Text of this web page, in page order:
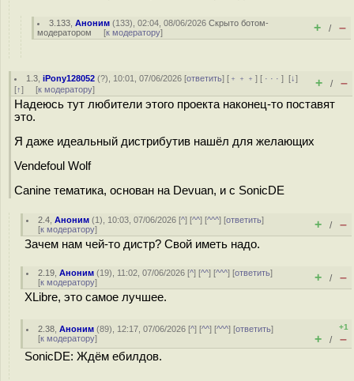
3.133 ,Аноним (133), 02:04, 08/06/2026Скрыто ботом-
модератором [к модератору] + / –
1.3 ,iPony128052 (?), 10:01, 07/06/2026 [ответить] [ ﹢﹢﹢] [ · · ·][↓]
[↑] [к модератору] + / –
Надеюсь тут любители этого проекта наконец-то поставят
это.
Я даже идеальный дистрибутив нашёл для желающих
Vendefoul Wolf
Canine тематика, основан на Devuan, и с SonicDE
2.4 ,Аноним (1), 10:03, 07/06/2026 [^] [^^] [^^^] [ответить]
[к модератору] + / –
Зачем нам чей-то дистр? Свой иметь надо.
2.19 ,Аноним (19), 11:02, 07/06/2026 [^] [^^] [^^^] [ответить]
[к модератору] + / –
XLibre, это самое лучшее.
2.38 ,Аноним (89), 12:17, 07/06/2026 [^] [^^] [^^^] [ответить]
[к модератору]
+1
+ / –
SonicDE: Ждём ебилдов.